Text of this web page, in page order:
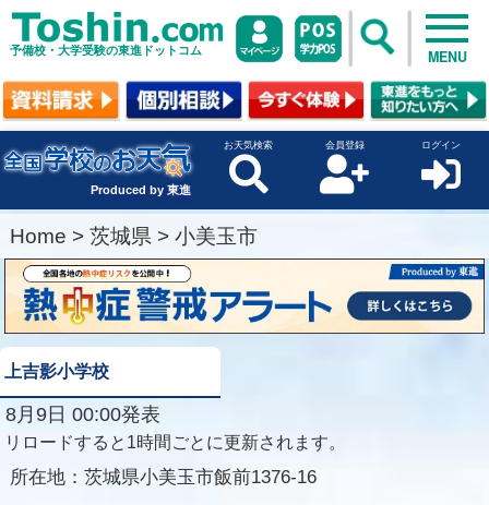
予備校・大学受験の東進ドットコム MENU
Produced by 東進
お天気検索 会員登録 ログイン
Home > 茨城県 > 小美玉市
上吉影小学校
8月9日 00:00発表
リロードすると1時間ごとに更新されます。
所在地： 茨城県小美玉市飯前1376-16